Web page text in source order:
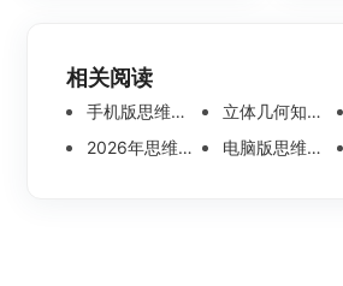
相关阅读
手机版思维导图软件哪个好 使用教程分享 立体几何知识点思维导图模板分享 思维导图怎么画
2026年思维导图软件哪个好 最新免费思维导图软件测评
电脑版思维导图软件哪个好？可离线编辑的思维导图工具盘点